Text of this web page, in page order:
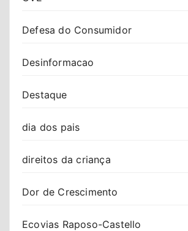
Defesa do Consumidor
Desinformacao
Destaque
dia dos pais
direitos da criança
Dor de Crescimento
Ecovias Raposo-Castello